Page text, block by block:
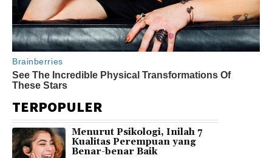
TERPOPULER
Menurut Psikologi, Inilah 7
Kualitas Perempuan yang
Benar-benar Baik